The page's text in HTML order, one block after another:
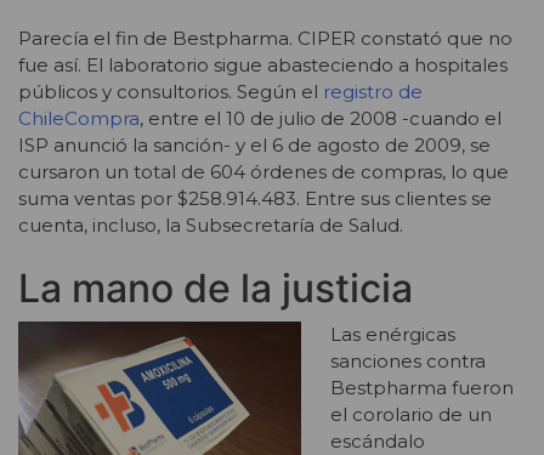
Parecía el fin de Bestpharma. CIPER constató que no
fue así. El laboratorio sigue abasteciendo a hospitales
públicos y consultorios. Según el registro de
ChileCompra, entre el 10 de julio de 2008 -cuando el
ISP anunció la sanción- y el 6 de agosto de 2009, se
cursaron un total de 604 órdenes de compras, lo que
suma ventas por $258.914.483. Entre sus clientes se
cuenta, incluso, la Subsecretaría de Salud.
La mano de la justicia
Las enérgicas
sanciones contra
Bestpharma fueron
el corolario de un
escándalo